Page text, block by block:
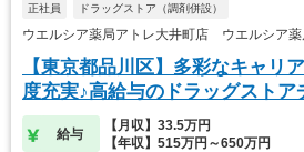
正社員 ドラッグストア（調剤併設）
ウエルシア薬局アトレ大井町店 ウエルシア薬
【東京都品川区】多彩なキャリ
度充実♪高給与のドラッグスト
給与
【月収】33.5万円
【年収】515万円～650万円